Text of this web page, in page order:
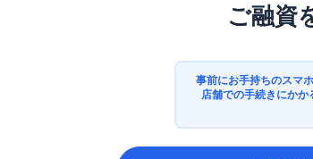
ご融資
事前にお手持ちのスマ
店舗での手続きにかか